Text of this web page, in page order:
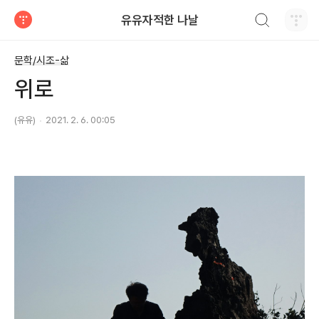
유유자적한 나날
문학/시조-삶
위로
(유유) 2021. 2. 6. 00:05